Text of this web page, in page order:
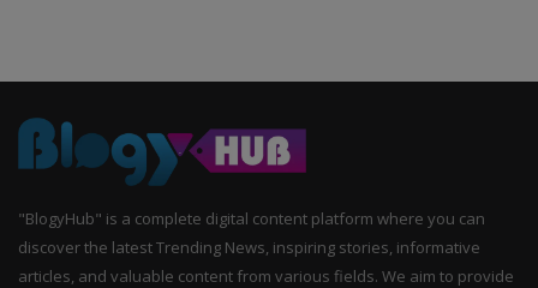
"BlogyHub" is a complete digital content platform where you can
discover the latest Trending News, inspiring stories, informative
articles, and valuable content from various fields. We aim to provide